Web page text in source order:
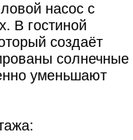
насос с
В гостиной
создаёт
солнечные
уменьшают